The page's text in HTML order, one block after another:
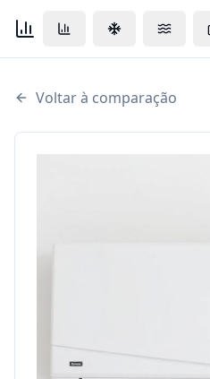
Voltar à comparação